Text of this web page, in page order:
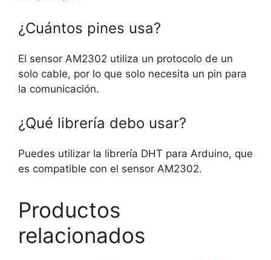
¿Cuántos pines usa?
El sensor AM2302 utiliza un protocolo de un
solo cable, por lo que solo necesita un pin para
la comunicación.
¿Qué librería debo usar?
Puedes utilizar la librería DHT para Arduino, que
es compatible con el sensor AM2302.
Productos
relacionados